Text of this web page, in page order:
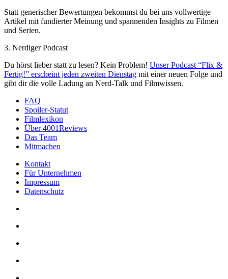
Statt generischer Bewertungen bekommst du bei uns vollwertige
Artikel mit fundierter Meinung und spannenden Insights zu Filmen
und Serien.
3. Nerdiger Podcast
Du hörst lieber statt zu lesen? Kein Problem! Unser Podcast “Flix &
Fertig!” erscheint jeden zweiten Dienstag mit einer neuen Folge und
gibt dir die volle Ladung an Nerd-Talk und Filmwissen.
FAQ
Spoiler-Statut
Filmlexikon
Über 4001Reviews
Das Team
Mitmachen
Kontakt
Für Unternehmen
Impressum
Datenschutz